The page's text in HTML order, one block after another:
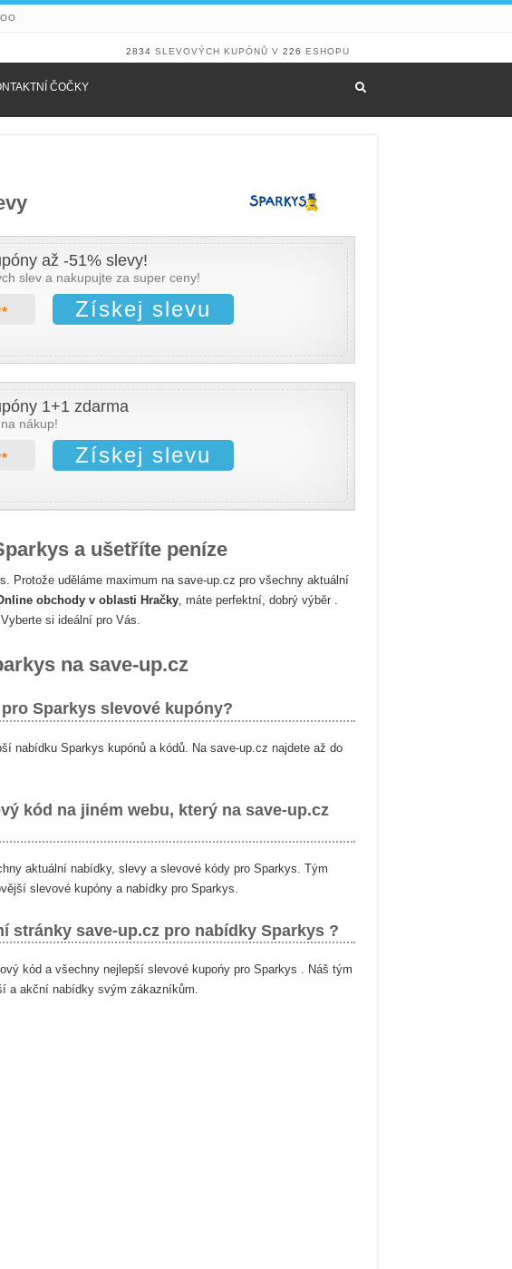
2834 SLEVOVÝCH KUPÓNŮ V 226 ESHOPU
ČOČKY
až -51% slevy!
slev a nakupujte za super ceny!
Získej slevu
1+1 zdarma
nákup!
Získej slevu
a ušetříte peníze
Protože uděláme maximum na save-up.cz pro všechny aktuální
obchody v oblasti Hračky, máte perfektní, dobrý výběr .
si ideální pro Vás.
na save-up.cz
Sparkys slevové kupóny?
nabídku Sparkys kupónů a kódů. Na save-up.cz najdete až do
kód na jiném webu, který na save-up.cz
aktuální nabídky, slevy a slevové kódy pro Sparkys. Tým
slevové kupóny a nabídky pro Sparkys.
stránky save-up.cz pro nabídky Sparkys ?
kód a všechny nejlepší slevové kupońy pro Sparkys . Náš tým
a akční nabídky svým zákazníkům.